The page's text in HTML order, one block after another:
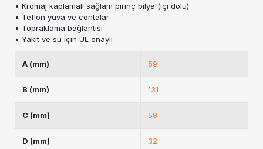
• Kromaj kaplamalı sağlam pirinç bilya (içi dolu)
• Teflon yuva ve contalar
• Topraklama bağlantısı
• Yakıt ve su için UL onaylı
A (mm) 59
B (mm) 131
C (mm) 58
D (mm) 32